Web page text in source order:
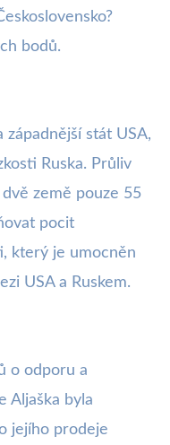
bodů.
západnější stát USA,
Ruska. Průliv
země pouze 55
pocit
který je umocněn
USA a Ruskem.
o odporu a
Aljaška byla
jejího prodeje